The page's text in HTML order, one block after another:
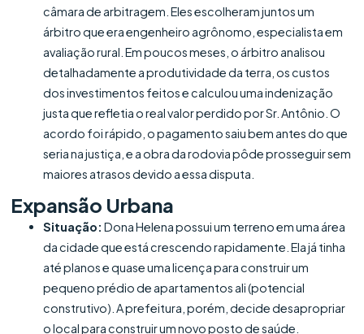
câmara de arbitragem. Eles escolheram juntos um
árbitro que era engenheiro agrônomo, especialista em
avaliação rural. Em poucos meses, o árbitro analisou
detalhadamente a produtividade da terra, os custos
dos investimentos feitos e calculou uma indenização
justa que refletia o real valor perdido por Sr. Antônio. O
acordo foi rápido, o pagamento saiu bem antes do que
seria na justiça, e a obra da rodovia pôde prosseguir sem
maiores atrasos devido a essa disputa.
Expansão Urbana
Situação: Dona Helena possui um terreno em uma área
da cidade que está crescendo rapidamente. Ela já tinha
até planos e quase uma licença para construir um
pequeno prédio de apartamentos ali (potencial
construtivo). A prefeitura, porém, decide desapropriar
o local para construir um novo posto de saúde.